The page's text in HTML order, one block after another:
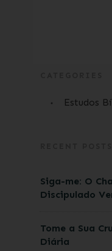
Estudos
Siga-me: O
Discipulado
Tome a Sua
Diária